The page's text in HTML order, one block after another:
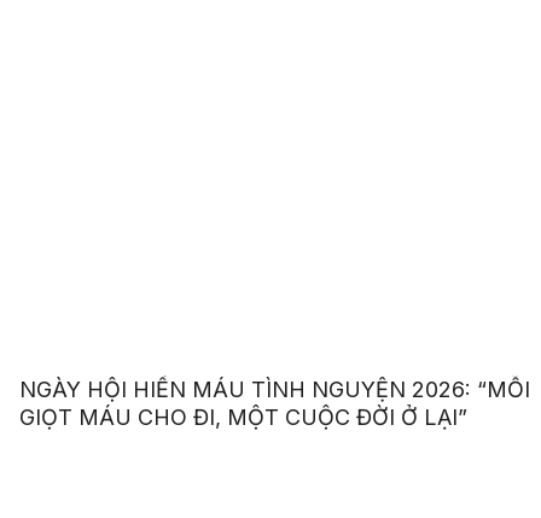
NGÀY HỘI HIẾN MÁU TÌNH NGUYỆN 2026: “MỖI
GIỌT MÁU CHO ĐI, MỘT CUỘC ĐỜI Ở LẠI”